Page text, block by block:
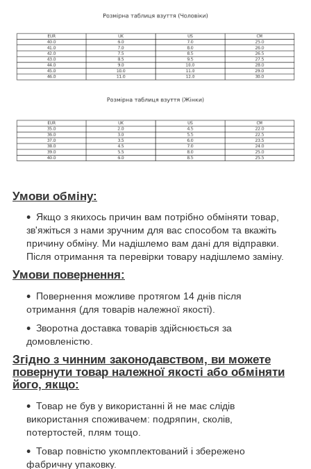
Умови обміну:
Якщо з якихось причин вам потрібно обміняти товар,
зв'яжіться з нами зручним для вас способом та вкажіть
причину обміну. Ми надішлемо вам дані для відправки.
Після отримання та перевірки товару надішлемо заміну.
Умови повернення:
Повернення можливе протягом 14 днів після
отримання (для товарів належної якості).
Зворотна доставка товарів здійснюється за
домовленістю.
Згідно з чинним законодавством, ви можете
повернути товар належної якості або обміняти
його, якщо:
Товар не був у використанні й не має слідів
використання споживачем: подряпин, сколів,
потертостей, плям тощо.
Товар повністю укомплектований і збережено
фабричну упаковку.